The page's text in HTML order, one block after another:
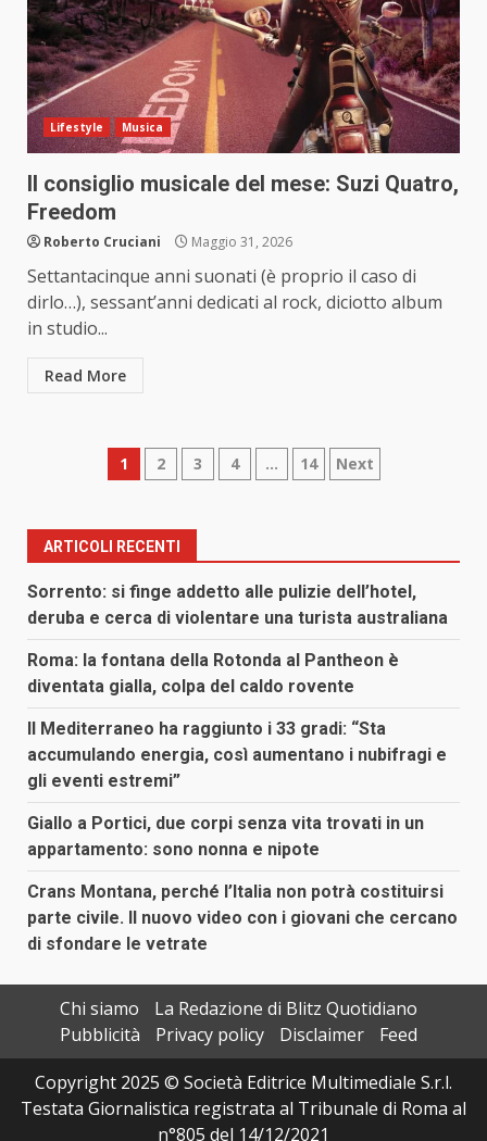
Lifestyle Musica
Il consiglio musicale del mese: Suzi Quatro,
Freedom
Roberto Cruciani Maggio 31, 2026
Settantacinque anni suonati (è proprio il caso di
dirlo…), sessant’anni dedicati al rock, diciotto album
in studio...
Read More
Paginazione
articoli
1 2 3 4 … 14 Next
ARTICOLI RECENTI
Sorrento: si finge addetto alle pulizie dell’hotel,
deruba e cerca di violentare una turista australiana
Roma: la fontana della Rotonda al Pantheon è
diventata gialla, colpa del caldo rovente
Il Mediterraneo ha raggiunto i 33 gradi: “Sta
accumulando energia, così aumentano i nubifragi e
gli eventi estremi”
Giallo a Portici, due corpi senza vita trovati in un
appartamento: sono nonna e nipote
Crans Montana, perché l’Italia non potrà costituirsi
parte civile. Il nuovo video con i giovani che cercano
di sfondare le vetrate
Chi siamo
La Redazione di Blitz Quotidiano
Pubblicità
Privacy policy Disclaimer
Feed
Copyright 2025 © Società Editrice Multimediale S.r.l.
Testata Giornalistica registrata al Tribunale di Roma al
n°805 del 14/12/2021